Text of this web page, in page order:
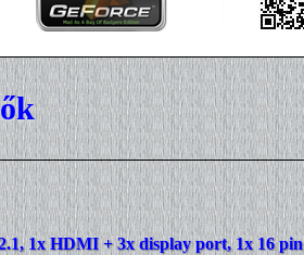
1x HDMI + 3x display port, 1x 16 pin